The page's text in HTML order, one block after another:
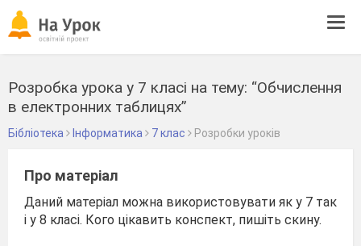
Розробка урока у 7 класі на тему: “Обчислення
в електронних таблицях”
Бібліотека Інформатика 7 клас Розробки уроків
Про матеріал
Даний матеріал можна використовувати як у 7 так
і у 8 класі. Кого цікавить конспект, пишіть скину.